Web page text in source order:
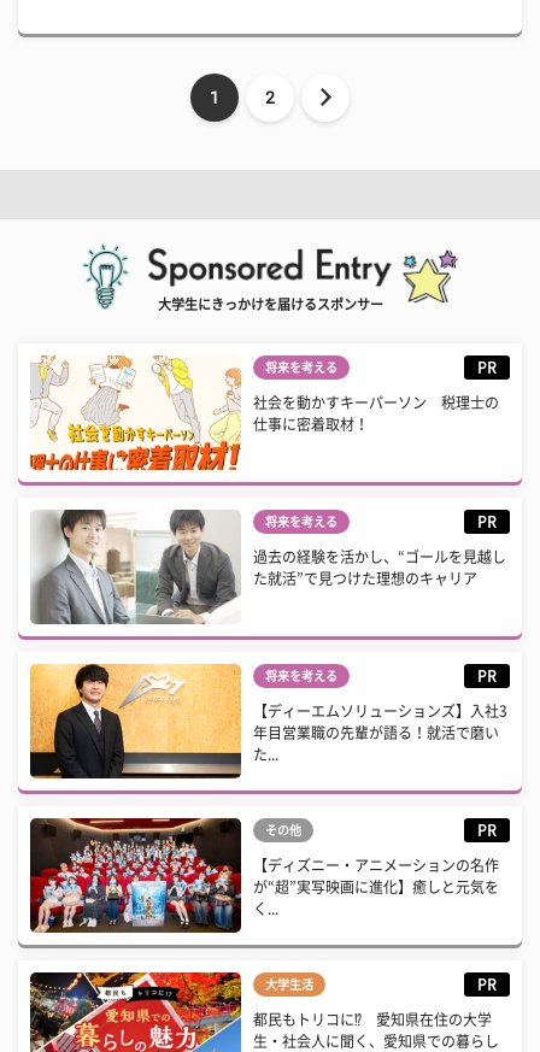
1 2
大学生にきっかけを届けるスポンサー
将来を考える PR
社会を動かすキーパーソン 税理士の
仕事に密着取材！
将来を考える PR
過去の経験を活かし、“ゴールを見越し
た就活”で見つけた理想のキャリア
将来を考える PR
【ディーエムソリューションズ】入社3
年目営業職の先輩が語る！就活で磨い
た...
その他 PR
【ディズニー・アニメーションの名作
が“超”実写映画に進化】癒しと元気を
く...
大学生活 PR
都民もトリコに⁉ 愛知県在住の大学
生・社会人に聞く、愛知県での暮らし